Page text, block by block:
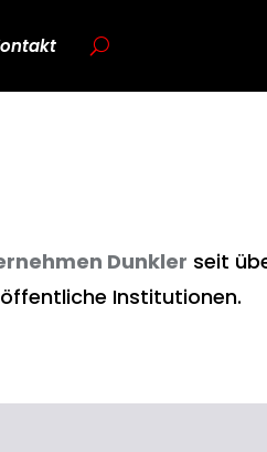
Dunkler seit
Institutionen.